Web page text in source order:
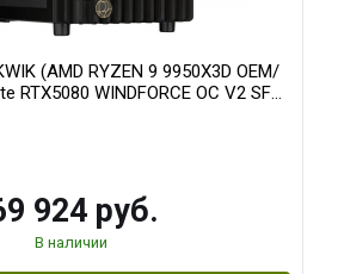
(AMD RYZEN 9 9950X3D OEM/
RTX5080 WINDFORCE OC V2 SFF
ГБ SSD)
924 руб.
В наличии